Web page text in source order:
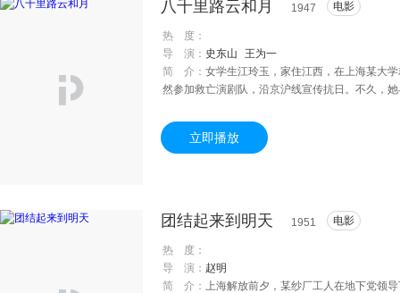
八千里路云和月 1947 电影
热 度：
导 演： 史东山
王为一
简 介： 女学生江玲玉，家住江西，在上海某大
然参加救亡演剧队，沿京沪线宣传抗日。不久，
婚。周家荣摇身变为“接收大员”，返沪前寻访玲
不得已仍寄居姨母家。周家荣靠“接收”大发横财
立即播放
团结起来到明天 1951 电影
热 度：
导 演： 赵明
简 介： 上海解放前夕，某纱厂工人在地下党领